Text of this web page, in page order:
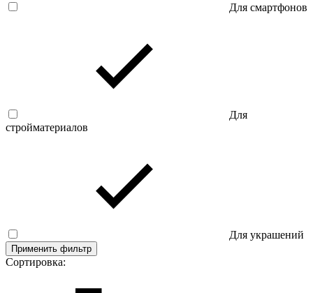
Для смартфонов
Для
стройматериалов
Для украшений
Применить фильтр
Сортировка: